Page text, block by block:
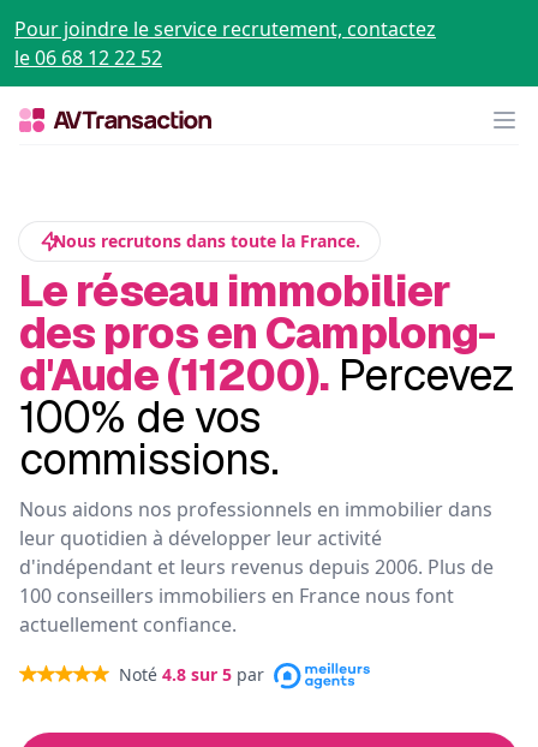
Pour joindre le service recrutement, contactez
le 06 68 12 22 52
Nous recrutons dans toute la France.
Le réseau immobilier
des pros en Camplong-
d'Aude (11200). Percevez
100% de vos
commissions.
Nous aidons nos professionnels en immobilier dans
leur quotidien à développer leur activité
d'indépendant et leurs revenus depuis 2006. Plus de
100 conseillers immobiliers en France nous font
actuellement confiance.
Noté 4.8 sur 5 par